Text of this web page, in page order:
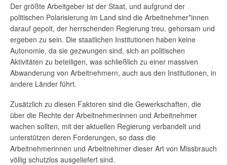
Der größte Arbeitgeber ist der Staat, und aufgrund der
politischen Polarisierung im Land sind die Arbeitnehmer*innen
darauf gepolt, der herrschenden Regierung treu, gehorsam und
ergeben zu sein. Die staatlichen Institutionen haben keine
Autonomie, da sie gezwungen sind, sich an politischen
Aktivitäten zu beteiligen, was schließlich zu einer massiven
Abwanderung von Arbeitnehmern, auch aus den Institutionen, in
andere Länder führt.
Zusätzlich zu diesen Faktoren sind die Gewerkschaften, die
über die Rechte der Arbeitnehmerinnen und Arbeitnehmer
wachen sollten, mit der aktuellen Regierung verbandelt und
unterstützen deren Forderungen, so dass die
Arbeitnehmerinnen und Arbeitnehmer dieser Art von Missbrauch
völlig schutzlos ausgeliefert sind.